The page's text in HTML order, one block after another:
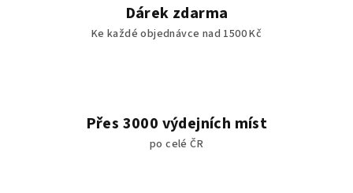
Dárek zdarma
Ke každé objednávce nad 1500 Kč
Přes 3000 výdejních míst
po celé ČR